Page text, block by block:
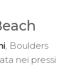
, Boulders
nei pressi